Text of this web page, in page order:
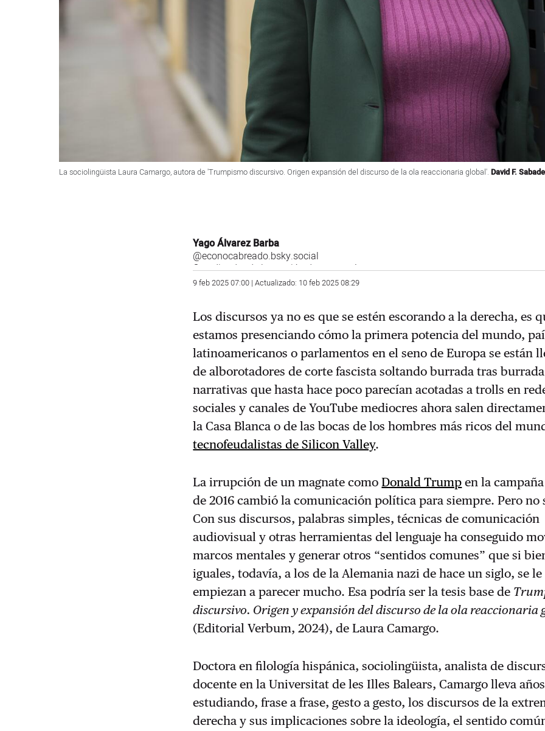
La sociolingüista Laura Camargo, autora de 'Trumpismo discursivo. Origen expansión del discurso de la ola reaccionaria global'. David F.
Yago Álvarez Barba
@econocabreado.bsky.social
Coordinador de la sección de economía
9 feb 2025 07:00 | Actualizado: 10 feb 2025 08:29
Los discursos ya no es que se estén escorando a la derecha, es
estamos presenciando cómo la primera potencia del mundo,
latinoamericanos o parlamentos en el seno de Europa se están
de alborotadores de corte fascista soltando burrada tras
narrativas que hasta hace poco parecían acotadas a trolls en
sociales y canales de YouTube mediocres ahora salen
la Casa Blanca o de las bocas de los hombres más ricos del
tecnofeudalistas de Silicon Valley.
La irrupción de un magnate comoDonald Trump en la
de 2016 cambió la comunicación política para siempre. Pero no
Con sus discursos, palabras simples, técnicas de comunicación
audiovisual y otras herramientas del lenguaje ha conseguido
marcos mentales y generar otros “sentidos comunes” que si
iguales, todavía, a los de la Alemania nazi de hace un siglo, se le
empiezan a parecer mucho. Esa podría ser la tesis base de
discursivo. Origen y expansión del discurso de la ola reaccionaria
(Editorial Verbum, 2024), de Laura Camargo.
Doctora en filología hispánica, sociolingüista, analista de
docente en la Universitat de les Illes Balears, Camargo lleva años
estudiando, frase a frase, gesto a gesto, los discursos de la
derecha y sus implicaciones sobre la ideología, el sentido